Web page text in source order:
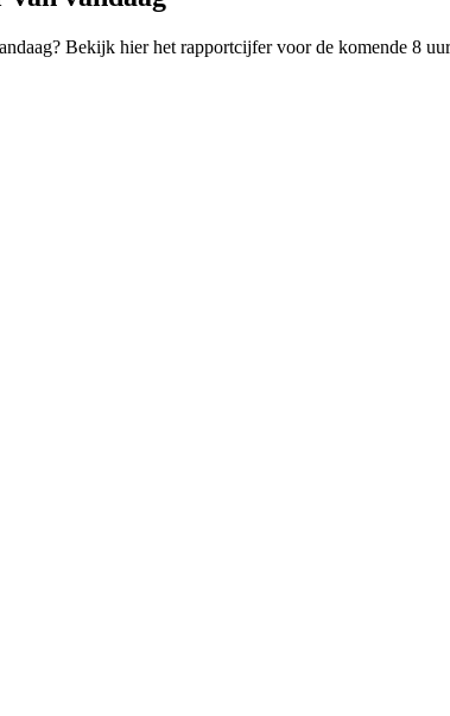
Bekijk hier het rapportcijfer voor de komende 8